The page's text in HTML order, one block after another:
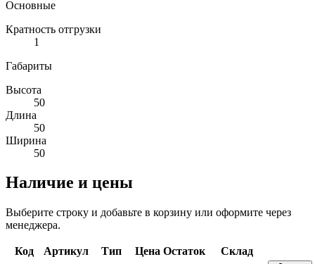
Основные
Кратность отгрузки
1
Габариты
Высота
50
Длина
50
Ширина
50
Наличие и цены
Выберите строку и добавьте в корзину или оформите через
менеджера.
Код Артикул Тип Цена Остаток
Склад